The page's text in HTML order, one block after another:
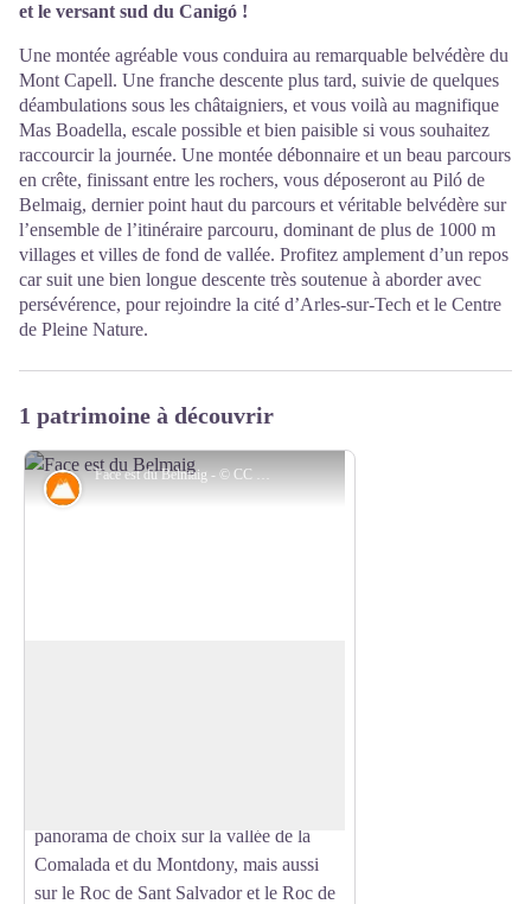
et le versant sud du Canigó !
Une montée agréable vous conduira au remarquable belvédère du
Mont Capell. Une franche descente plus tard, suivie de quelques
déambulations sous les châtaigniers, et vous voilà au magnifique
Mas Boadella, escale possible et bien paisible si vous souhaitez
raccourcir la journée. Une montée débonnaire et un beau parcours
en crête, finissant entre les rochers, vous déposeront au Piló de
Belmaig, dernier point haut du parcours et véritable belvédère sur
l’ensemble de l’itinéraire parcouru, dominant de plus de 1000 m
villages et villes de fond de vallée. Profitez amplement d’un repos
car suit une bien longue descente très soutenue à aborder avec
persévérence, pour rejoindre la cité d’Arles-sur-Tech et le Centre
de Pleine Nature.
1 patrimoine à découvrir
Face est du Belmaig - © CC Haut Vallespir
Sommet
panorama de choix sur la vallée de la
Comalada et du Montdony, mais aussi
sur le Roc de Sant Salvador et le Roc de